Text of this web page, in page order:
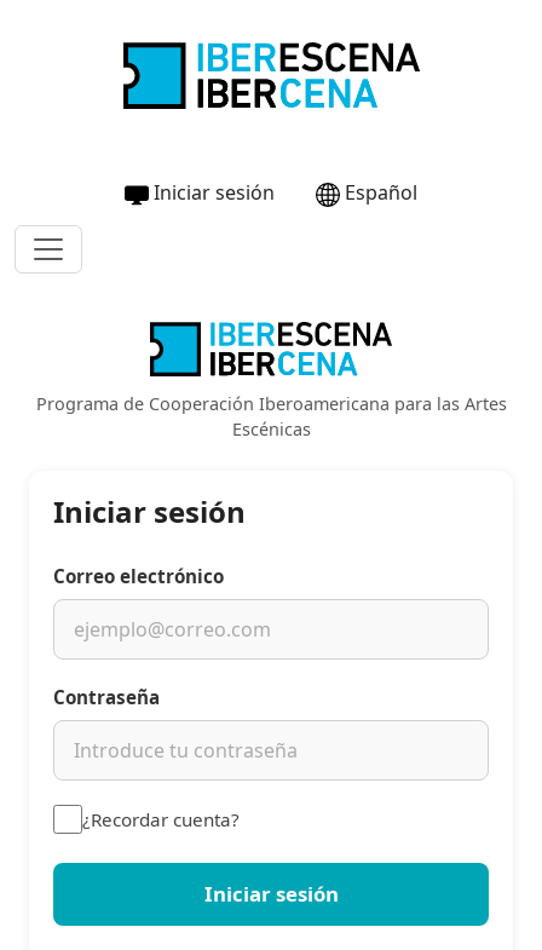
Iniciar sesión Español
Programa de Cooperación Iberoamericana para las Artes
Escénicas
Iniciar sesión
Correo electrónico
Contraseña
¿Recordar cuenta?
Iniciar sesión